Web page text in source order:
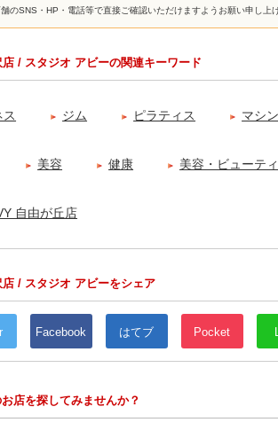
のSNS・HP・電話等で直接ご確認いただけますようお願い申し上
/ スタジオ アビーの関連キーワード
ジム ピラティス マシ
美容 健康 美容・ビューテ
自由が丘店
/ スタジオ アビーをシェア
Facebook はてブ Pocket
店を探してみませんか？